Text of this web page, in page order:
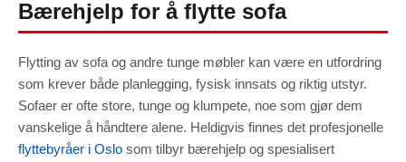
Bærehjelp for å flytte sofa
Flytting av sofa og andre tunge møbler kan være en utfordring
som krever både planlegging, fysisk innsats og riktig utstyr.
Sofaer er ofte store, tunge og klumpete, noe som gjør dem
vanskelige å håndtere alene. Heldigvis finnes det profesjonelle
flyttebyråer i Oslo som tilbyr bærehjelp og spesialisert
and
behavior as
you visit our
chance of
seeing
personalized
content and
offers.